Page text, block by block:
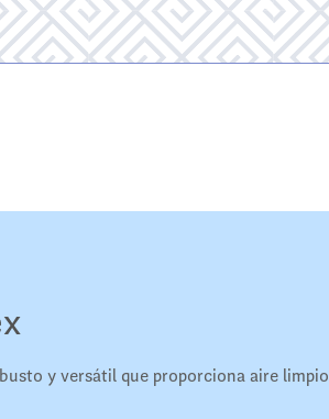
y versátil que proporciona aire